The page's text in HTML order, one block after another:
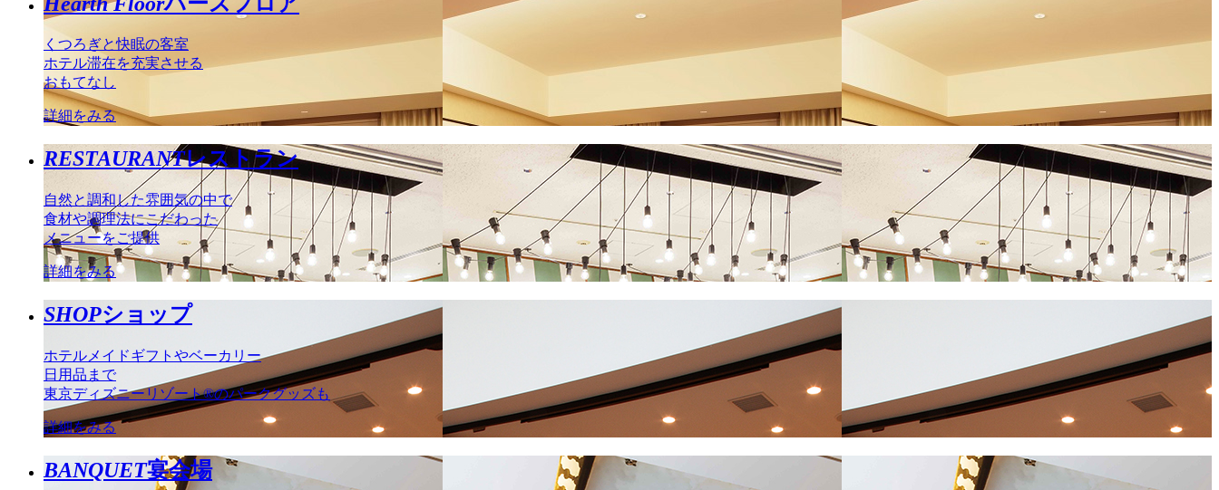
くつろぎと快眠の客室
ホテル滞在を充実させる
おもてなし
詳細をみる
RESTAURANTレストラン
自然と調和した雰囲気の中で
食材や調理法にこだわった
メニューをご提供
詳細をみる
SHOPショップ
ホテルメイドギフトやベーカリー
日用品まで
東京ディズニーリゾート®のパークグッズも
詳細をみる
BANQUET宴会場